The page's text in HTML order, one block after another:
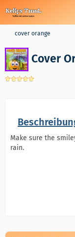
cover orange
Cover
Make sure the
rain.